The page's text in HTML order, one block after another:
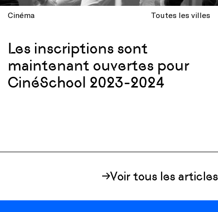
Cinéma Toutes les villes
Les inscriptions sont
maintenant ouvertes pour
CinéSchool 2023-2024
Voir tous les articles